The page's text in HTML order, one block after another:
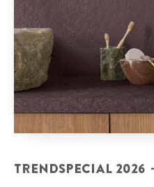
TRENDSPECIAL 2026